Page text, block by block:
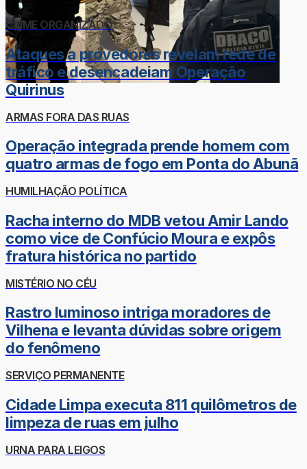
CRIME ORGANIZADO
Ataques a provedores revelam rede de
tráfico e desencadeiam Operação
Quirinus
ARMAS FORA DAS RUAS
Operação integrada prende homem com
quatro armas de fogo em Ponta do Abunã
HUMILHAÇÃO POLÍTICA
Racha interno do MDB vetou Amir Lando
como vice de Confúcio Moura e expôs
fratura histórica no partido
MISTÉRIO NO CÉU
Rastro luminoso intriga moradores de
Vilhena e levanta dúvidas sobre origem
do fenômeno
SERVIÇO PERMANENTE
Cidade Limpa executa 811 quilômetros de
limpeza de ruas em julho
URNA PARA LEIGOS